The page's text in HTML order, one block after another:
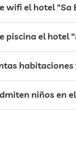
wifi el hotel "Sa
piscina el hotel
niños en